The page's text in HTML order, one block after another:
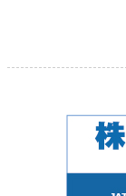
2021年 4月 5日